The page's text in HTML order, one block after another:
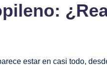
estar en casi ⁢todo,